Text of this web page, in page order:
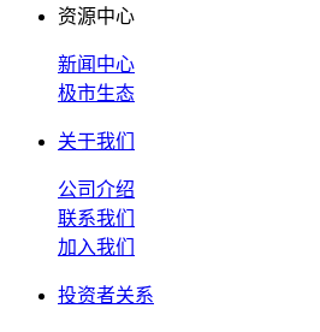
资源中心
新闻中心
极市生态
关于我们
公司介绍
联系我们
加入我们
投资者关系